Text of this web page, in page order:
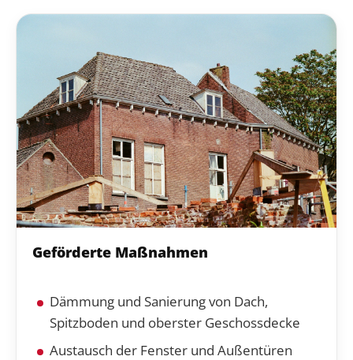
Geförderte Maßnahmen
Dämmung und Sanierung von Dach,
Spitzboden und oberster Geschossdecke
Austausch der Fenster und Außentüren